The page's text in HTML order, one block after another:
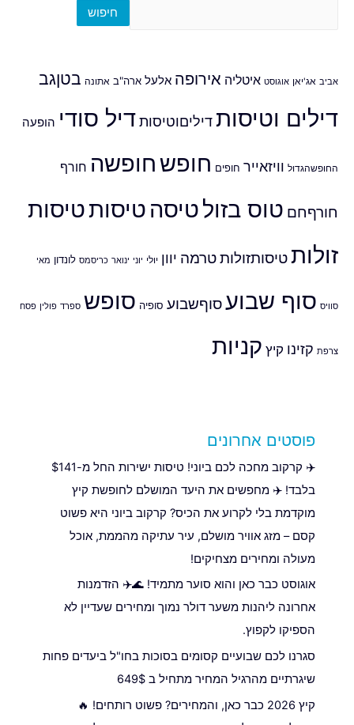
חיפוש
אביב אג'יאן אוגוסט איטליה אירופה אלעל ארה"ב אתונה בטןגב
דילים וטיסותדיליםוטיסותדיל סודי הופעה
החופשהגדול וויזאייר חופים חופשחופשה חורף
חורףחם טוס בזולטיסה טיסותטיסות
זולותטיסותזולותטרמה יוון יולי יוני ינואר כריסמס לונדון מאי
סוויס סוף שבועסוףשבוע סופיה סופש ספרד פולין פסח
צרפת קזינו קיץ קניות
פוסטים אחרונים
✈️ קרקוב מחכה לכם ביוני! טיסות ישירות החל מ-$141
בלבד! ✈️ מחפשים את היעד המושלם לחופשת קיץ
מוקדמת בלי לקרוע את הכיס? קרקוב ביוני היא פשוט
קסם – מזג אוויר מושלם, עיר עתיקה מהממת, אוכל
מעולה ומחירים מצחיקים!
אוגוסט כבר כאן והוא סוער מתמיד! 🌊✈️ הזדמנות
אחרונה ליהנות משער דולר נמוך ומחירים שעדיין לא
הספיקו לקפוץ.
סגרנו לכם שבועיים קסומים בסוכות בחו"ל ביעדים פחות
שיגרתיים מהרגיל המחיר מתחיל ב 649$
קיץ 2026 כבר כאן, והמחירים? פשוט רותחים! 🔥